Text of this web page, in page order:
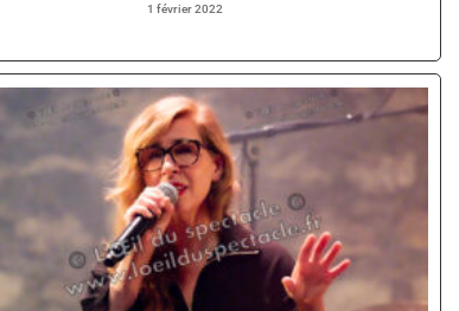
1 février 2022